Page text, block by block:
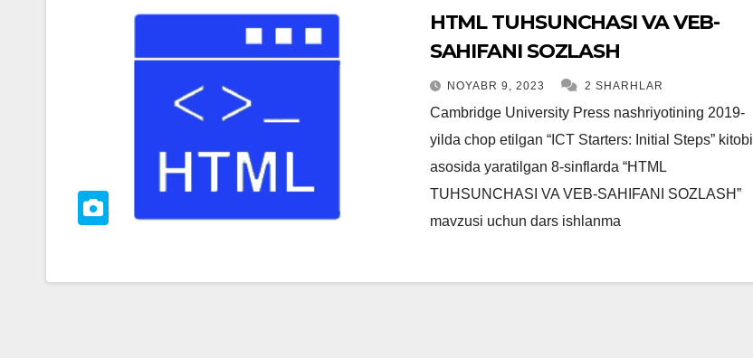
HTML TUHSUNCHASI VA VEB-
SAHIFANI SOZLASH
NOYABR 9, 2023 2 SHARHLAR
Cambridge University Press nashriyotining 2019-
yilda chop etilgan “ICT Starters: Initial Steps” kitobi
asosida yaratilgan 8-sinflarda “HTML
TUHSUNCHASI VA VEB-SAHIFANI SOZLASH”
mavzusi uchun dars ishlanma